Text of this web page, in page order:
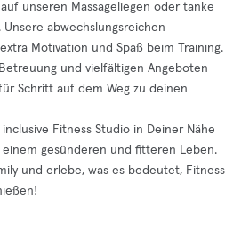
unseren Massageliegen oder tanke
abwechslungsreichen
Motivation und Spaß beim Training.
und vielfältigen Angeboten
Schritt auf dem Weg zu deinen
Fitness Studio in Deiner Nähe
einem gesünderen und fitteren Leben.
und erlebe, was es bedeutet, Fitness